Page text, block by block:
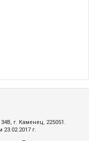
г. Каменец, 225051.
г.